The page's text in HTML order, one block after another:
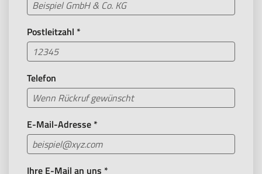
Postleitzahl *
Telefon
E-Mail-Adresse *
Ihre E-Mail an uns *